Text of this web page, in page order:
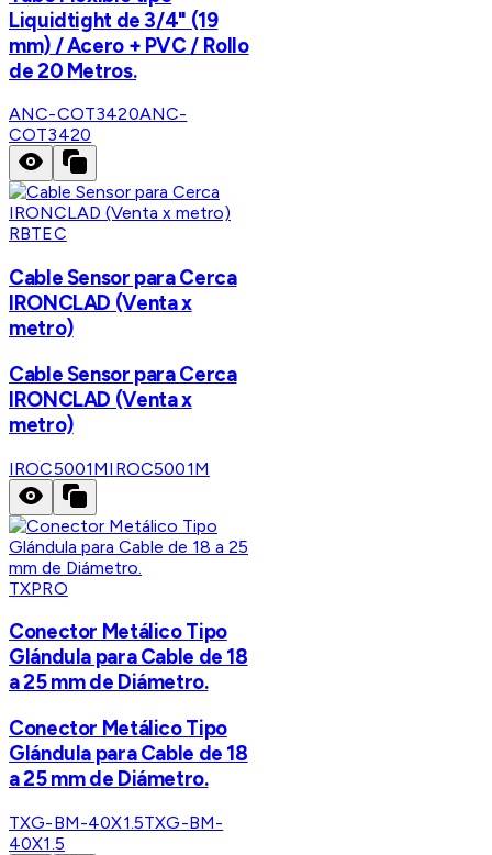
Liquidtight de 3/4" (19
mm) / Acero + PVC / Rollo
de 20 Metros.
ANC-COT3420ANC-
COT3420
RBTEC
Cable Sensor para Cerca
IRONCLAD (Venta x
metro)
Cable Sensor para Cerca
IRONCLAD (Venta x
metro)
IROC5001MIROC5001M
TXPRO
Conector Metálico Tipo
Glándula para Cable de 18
a 25 mm de Diámetro.
Conector Metálico Tipo
Glándula para Cable de 18
a 25 mm de Diámetro.
TXG-BM-40X1.5TXG-BM-
40X1.5